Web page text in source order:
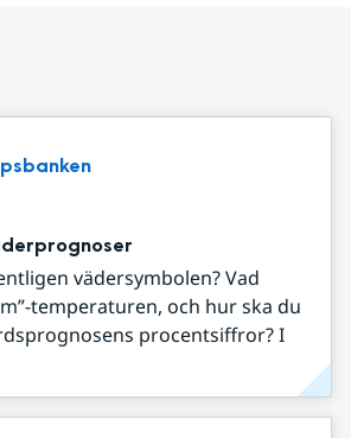
vädersymbolen? Vad
temperaturen, och hur ska du
procentsiffror? I